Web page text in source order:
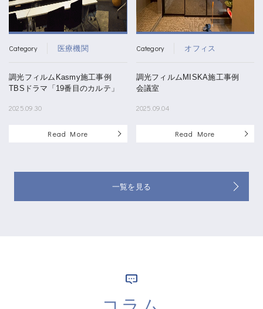
Category 医療機関
調光フィルムKasmy施工事例
TBSドラマ「19番目のカルテ」
2025.09.30
Read More
Category オフィス
調光フィルムMISKA施工事例
会議室
2025.09.04
Read More
一覧を見る